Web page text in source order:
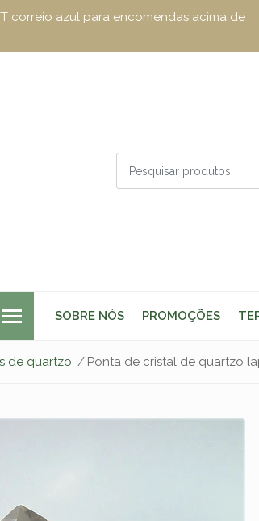
correio azul para encomendas acima de
SOBRE NÓS PROMOÇÕES
de quartzo Ponta de cristal de quartzo